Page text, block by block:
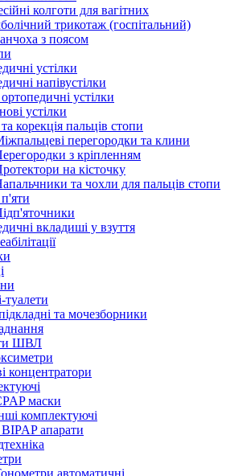
колготи для вагітних
трикотаж (госпітальний)
з поясом
устілки
напівустілки
устілки
устілки
корекція пальців стопи
перегородки та клини
з кріпленням
на кісточку
та чохли для пальців стопи
вкладиші у взуття
туалети
та мочезборники
ШВЛ
концентратори
маски
комплектуючі
апарати
автоматичні